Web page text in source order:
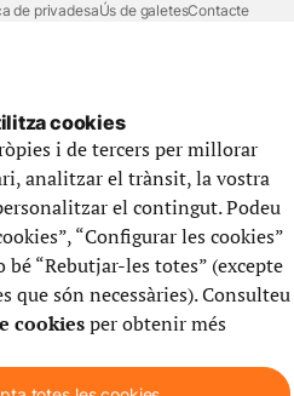
de privadesaÚs de galetesContacte
cookies
i de tercers per millorar
analitzar el trànsit, la vostra
el contingut. Podeu
“Configurar les cookies”
bé “Rebutjar-les totes” (excepte
que són necessàries). Consulteu
cookiesper obtenir més